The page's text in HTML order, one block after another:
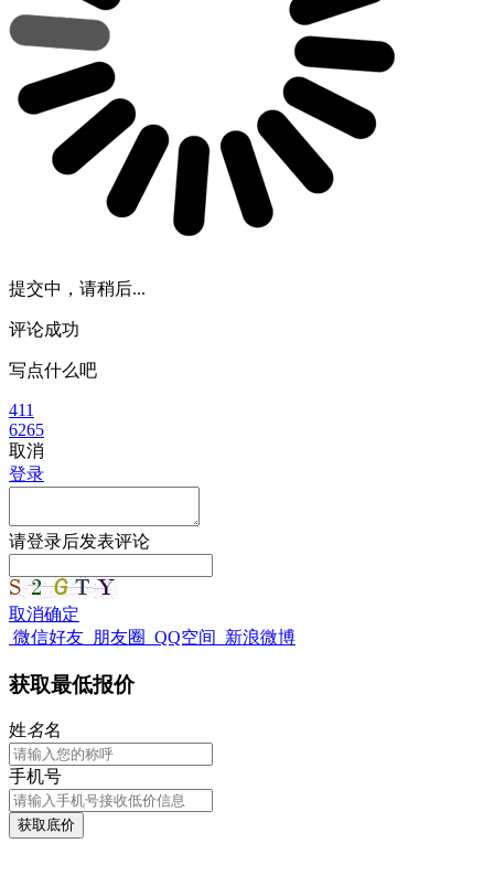
提交中，请稍后...
评论成功
写点什么吧
411
6265
取消
登录
请登录后发表评论
取消确定
微信好友 朋友圈 QQ空间 新浪微博
获取最低报价
姓名名
手机号
获取底价